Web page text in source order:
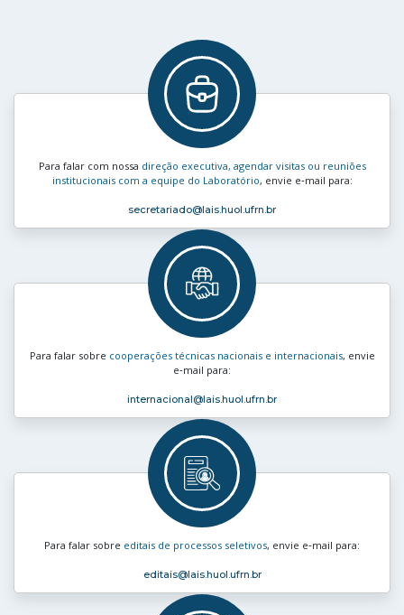
Para falar com nossa direção executiva, agendar visitas ou reuniões
institucionais com a equipe do Laboratório, envie e‑mail para:
secretariado@lais.huol.ufrn.br
Para falar sobre cooperações técnicas nacionais e internacionais, envie
e‑mail para:
internacional@lais.huol.ufrn.br
Para falar sobre editais de processos seletivos, envie e‑mail para:
editais@lais.huol.ufrn.br